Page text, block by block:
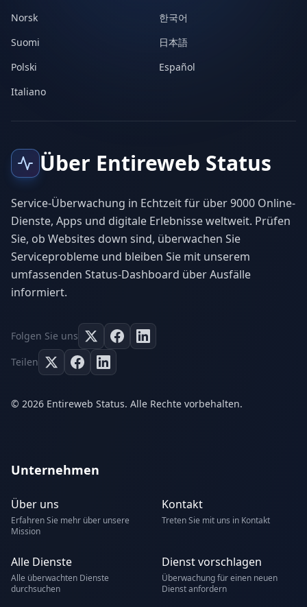
Norsk
한국어
Suomi
日本語
Polski
Español
Italiano
Über Entireweb Status
Service-Überwachung in Echtzeit für über 9000 Online-
Dienste, Apps und digitale Erlebnisse weltweit. Prüfen
Sie, ob Websites down sind, überwachen Sie
Serviceprobleme und bleiben Sie mit unserem
umfassenden Status-Dashboard über Ausfälle
informiert.
Folgen Sie uns
Teilen
© 2026 Entireweb Status. Alle Rechte vorbehalten.
Unternehmen
Über uns
Erfahren Sie mehr über unsere
Mission
Kontakt
Treten Sie mit uns in Kontakt
Alle Dienste
Alle überwachten Dienste
durchsuchen
Dienst vorschlagen
Überwachung für einen neuen
Dienst anfordern